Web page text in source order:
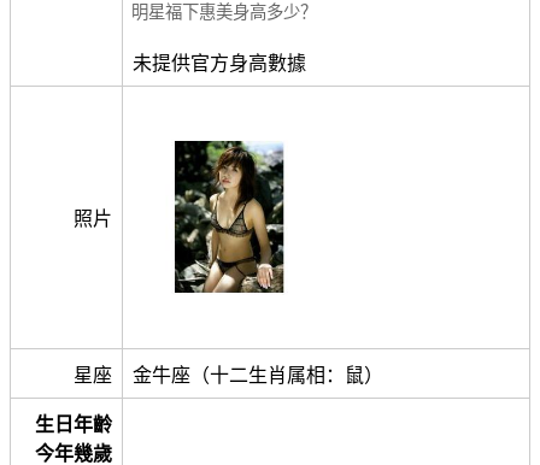
明星福下惠美身高多少？
未提供官方身高數據
照片
星座 金牛座（十二生肖属相：鼠）
生日年齡
今年幾歲